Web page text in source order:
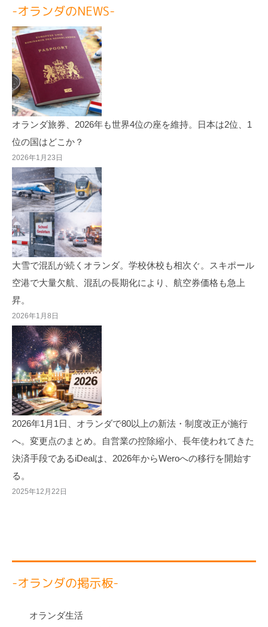
-オランダのNEWS-
オランダ旅券、2026年も世界4位の座を維持。日本は2位、1
位の国はどこか？
2026年1月23日
大雪で混乱が続くオランダ。学校休校も相次ぐ。スキポール
空港で大量欠航、混乱の長期化により、航空券価格も急上
昇。
2026年1月8日
2026年1月1日、オランダで80以上の新法・制度改正が施行
へ。変更点のまとめ。自営業の控除縮小、長年使われてきた
決済手段であるiDealは、2026年からWeroへの移行を開始す
る。
2025年12月22日
-オランダの掲示板-
オランダ生活